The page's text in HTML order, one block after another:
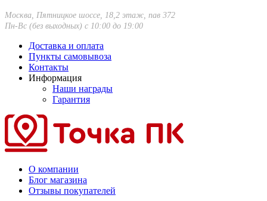
Москва, Пятницкое шоссе, 18,2 этаж, пав 372
Пн-Вс (без выходных) с 10:00 до 19:00
Доставка и оплата
Пункты самовывоза
Контакты
Информация
Наши награды
Гарантия
О компании
Блог магазина
Отзывы покупателей